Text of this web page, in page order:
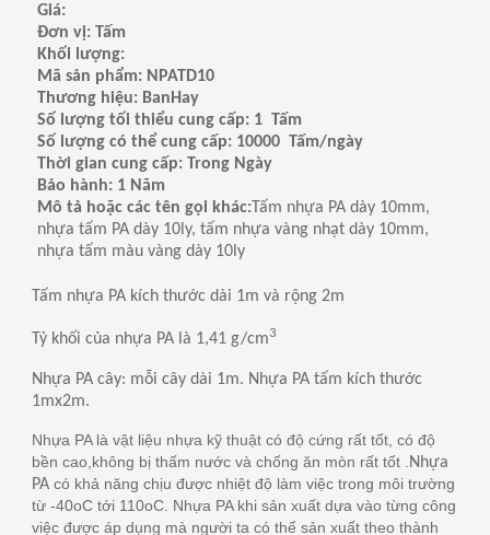
Giá:
Đơn vị: Tấm
Khối lượng:
Mã sản phẩm: NPATD10
Thương hiệu: BanHay
Số lượng tối thiểu cung cấp: 1 Tấm
Số lượng có thể cung cấp: 10000 Tấm/ngày
Thời gian cung cấp: Trong Ngày
Bảo hành: 1 Năm
Mô tả hoặc các tên gọi khác:Tấm nhựa PA dày 10mm,
nhựa tấm PA dày 10ly, tấm nhựa vàng nhạt dày 10mm,
nhựa tấm màu vàng dày 10ly
Tấm nhựa PA kích thước dài 1m và rộng 2m
Tỷ khối của nhựa PA là 1,41 g/cm3
Nhựa PA cây: mỗi cây dài 1m. Nhựa PA tấm kích thước
1mx2m.
Nhựa PA là vật liệu nhựa kỹ thuật có độ cứng rất tốt, có độ
bền cao,không bị thấm nước và chống ăn mòn rất tốt .
Nhựa
PA có khả năng chịu được nhiệt độ làm việc trong môi trường
từ -40oC tới 110oC. Nhựa PA khi sản xuất dựa vào từng công
việc được áp dụng mà người ta có thể sản xuất theo thành